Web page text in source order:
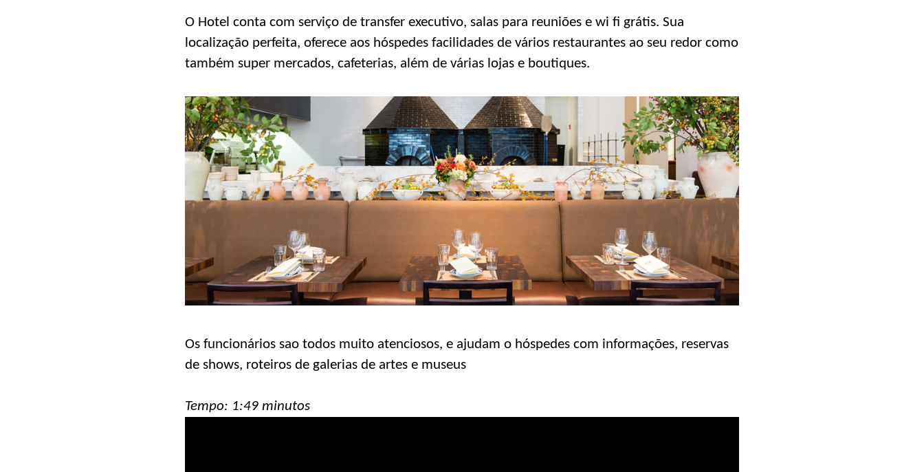
O Hotel conta com serviço de transfer executivo, salas para reuniões e wi fi grátis. Sua
localização perfeita, oferece aos hóspedes facilidades de vários restaurantes ao seu redor como
também super mercados, cafeterias, além de várias lojas e boutiques.
Os funcionários sao todos muito atenciosos, e ajudam o hóspedes com informações, reservas
de shows, roteiros de galerias de artes e museus
Tempo: 1:49 minutos